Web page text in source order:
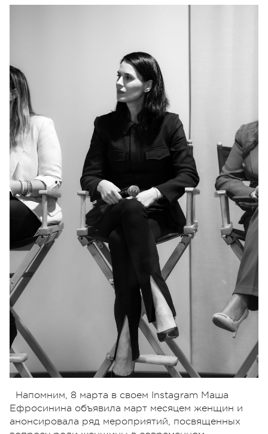
Напомним, 8 марта в своем Instagram Маша
Ефросинина объявила март месяцем женщин и
анонсировала ряд мероприятий, посвященных